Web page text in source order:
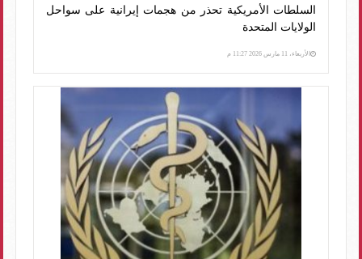
السلطات الأمريكية تحذر من هجمات إيرانية على سواحل
الولايات المتحدة
الأربعاء، 11 مارس 2026 11:27 م